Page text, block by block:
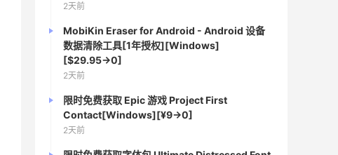
2天前
MobiKin Eraser for Android - Android 设备
数据清除工具[1年授权][Windows]
[$29.95→0]
2天前
限时免费获取 Epic 游戏 Project First
Contact[Windows][¥9→0]
2天前